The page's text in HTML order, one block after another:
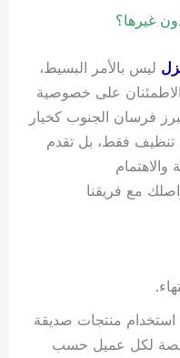
غيرها؟
ليس بالأمر البسيط،
على خصوصية
فرسان الجنوب كخيار
تنظيف فقط، بل تقدم
مع فريقنا
منتجات صديقة
لكل عميل حسب